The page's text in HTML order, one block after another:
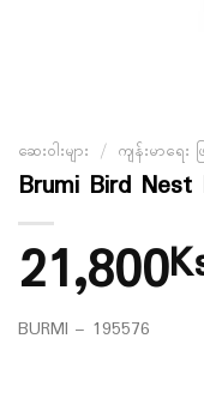
ဆေးဝါးများ / ကျန်းမာရေး
Brumi Bird Nest
21,800
BURMI – 195576